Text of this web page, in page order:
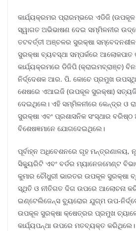
କାର୍ଯ୍ୟକ୍ରମର ପ୍ରାରମ୍ଭରେ ଏଡିଜି
ସ୍ୱାଗତ ଅଭିଭାଷଣ ଦେଇ ସମ୍ମିଳନୀର
ତଟବର୍ତ୍ତୀ ଅଞ୍ଚଳର ସୁରକ୍ଷା
ସୁରକ୍ଷା ବ୍ୟବସ୍ଥା ସମ୍ପର୍କରେ ଆଲୋକପାତ
କାର୍ଯ୍ୟକ୍ରମରେ ଡିଜିପି (କ୍ରାଇମବ୍ରାଞ୍ଚ)
ନିର୍ଦ୍ଦେଶକ ଆର. ପି. କୋଚେ ପ୍ରମୁଖ
ଶେଷରେ ଏଆଇଜି (ଉପକୂଳ ସୁରକ୍ଷା)
ଦେଇଥିଲେ। ଏହି ସମ୍ମିଳନୀରେ କେନ୍ଦ୍ର ଓ
ସୁରକ୍ଷା ଏବଂ ପ୍ରଶାସନିକ ସଂସ୍ଥାର ବରିଷ୍ଠ
ବିଶେଷଜ୍ଞମାନେ ଯୋଗଦେଇଥିଲେ।
ପୂର୍ବାହ୍ନ ଅଧିବେଶନରେ ଗୃହ
ସିକ୍ୟୁରିଟି ଏବଂ ବର୍ଡର ମ୍ୟାନେଜମେଣ୍ଟ
କୁମାର ଚୌଧୁରୀ ଭାରତର ଉପକୂଳ ସୁରକ୍ଷା
ସ୍ଥିତି ଓ ନୀତିଗତ ଦିଗ ଉପରେ ଆଲୋଚନା
ଇଣ୍ଟେଲିଜେନ୍ସ ବ୍ୟୁରୋର ଯୁଗ୍ମ ଉପ-
ଉପକୂଳ ସୁରକ୍ଷା କ୍ଷେତ୍ରର ପ୍ରମୁଖ
କାର୍ଯ୍ୟପନ୍ଥା ଉପରେ ମତବ୍ୟକ୍ତ କରିଥିଲେ।